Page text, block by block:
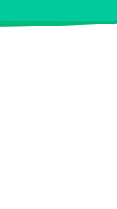
療所 24時間往診・訪問